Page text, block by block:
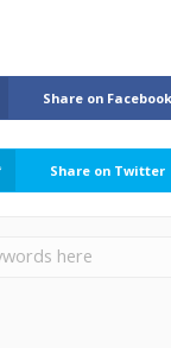
Share on Facebook
Share on Twitter